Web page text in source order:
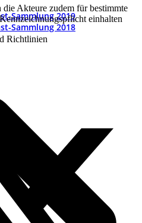
Sammlung 2019
Sammlung 2018
die Akteure zudem für bestimmte
einhalten
Richtlinien